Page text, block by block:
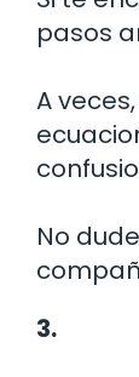
pasos
A
No
3.